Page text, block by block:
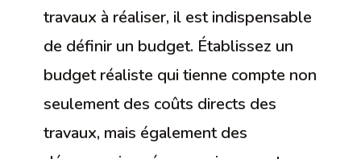
travaux à réaliser, il est indispensable
de définir un budget. Établissez un
budget réaliste qui tienne compte non
seulement des coûts directs des
travaux, mais également des